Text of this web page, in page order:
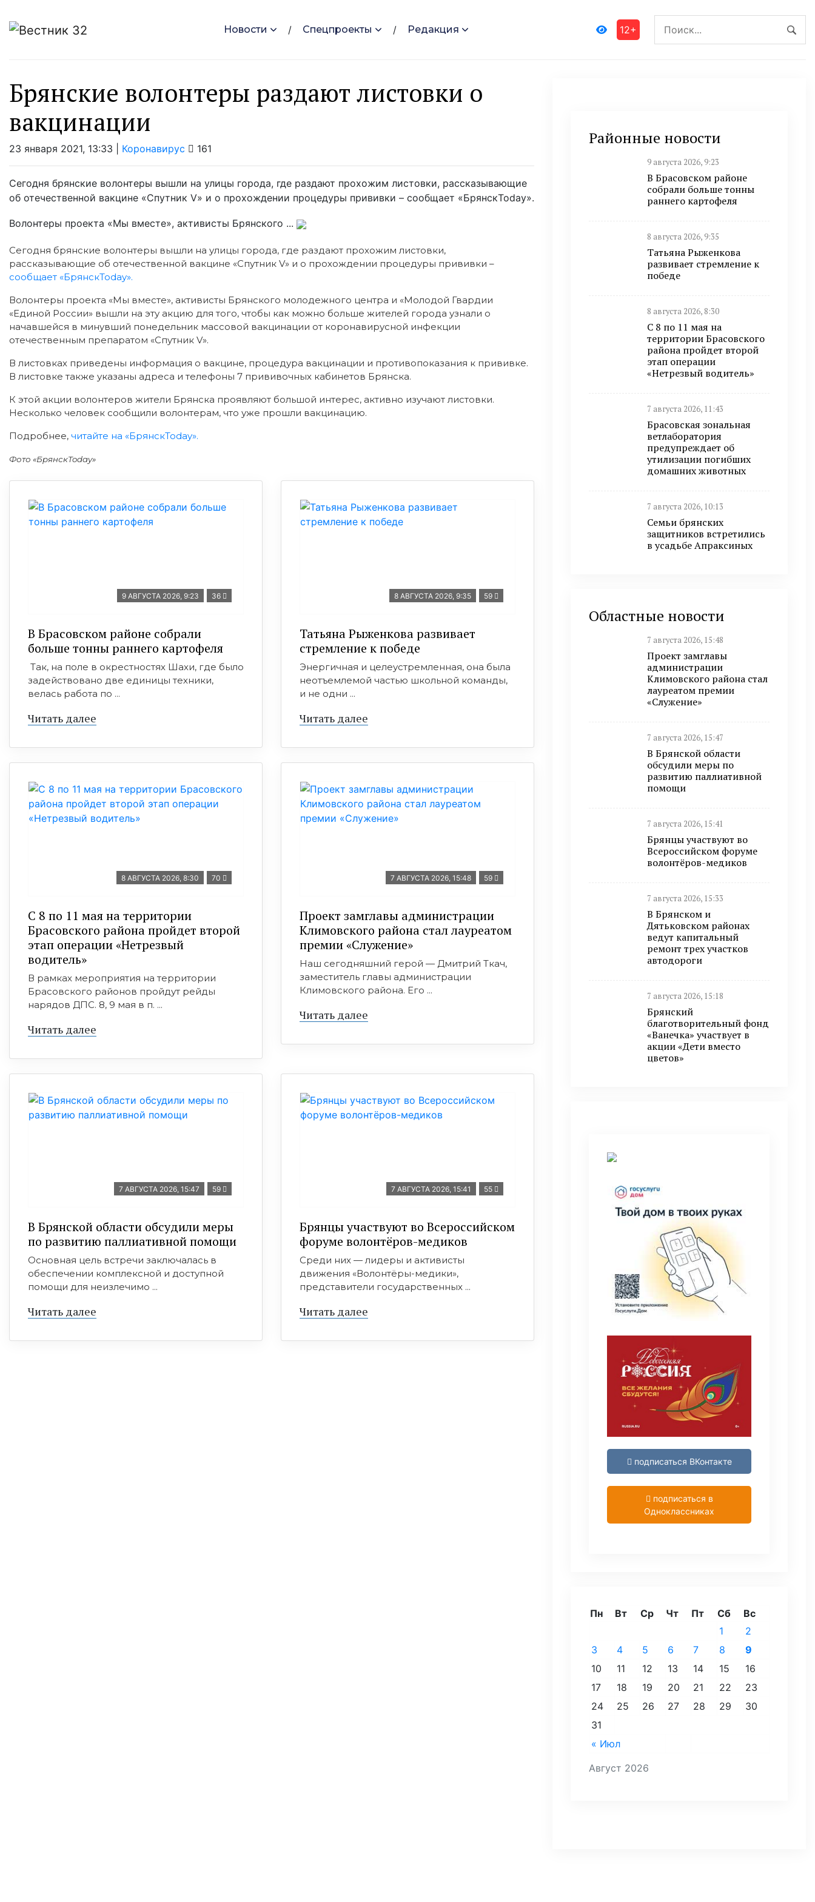
Новости Спецпроекты Редакция 12+
Брянские волонтеры раздают листовки о
вакцинации
23 января 2021, 13:33 | Коронавирус 161
Сегодня брянские волонтеры вышли на улицы города, где раздают прохожим листовки, рассказывающие
об отечественной вакцине «Спутник V» и о прохождении процедуры прививки – сообщает «БрянскToday».
Волонтеры проекта «Мы вместе», активисты Брянского ...
Сегодня брянские волонтеры вышли на улицы города, где раздают прохожим листовки,
рассказывающие об отечественной вакцине «Спутник V» и о прохождении процедуры прививки –
сообщает «БрянскToday».
Волонтеры проекта «Мы вместе», активисты Брянского молодежного центра и «Молодой Гвардии
«Единой России» вышли на эту акцию для того, чтобы как можно больше жителей города узнали о
начавшейся в минувший понедельник массовой вакцинации от коронавирусной инфекции
отечественным препаратом «Спутник V».
В листовках приведены информация о вакцине, процедура вакцинации и противопоказания к прививке.
В листовке также указаны адреса и телефоны 7 прививочных кабинетов Брянска.
К этой акции волонтеров жители Брянска проявляют большой интерес, активно изучают листовки.
Несколько человек сообщили волонтерам, что уже прошли вакцинацию.
Подробнее, читайте на «БрянскToday».
Фото «БрянскToday»
9 АВГУСТА 2026, 9:23 36
В Брасовском районе собрали
больше тонны раннего картофеля
Так, на поле в окрестностях Шахи, где было
задействовано две единицы техники,
велась работа по ...
Читать далее
8 АВГУСТА 2026, 9:35 59
Татьяна Рыженкова развивает
стремление к победе
Энергичная и целеустремленная, она была
неотъемлемой частью школьной команды,
и не одни ...
Читать далее
8 АВГУСТА 2026, 8:30 70
С 8 по 11 мая на территории
Брасовского района пройдет второй
этап операции «Нетрезвый
водитель»
В рамках мероприятия на территории
Брасовского районов пройдут рейды
нарядов ДПС. 8, 9 мая в п. ...
Читать далее
7 АВГУСТА 2026, 15:48 59
Проект замглавы администрации
Климовского района стал лауреатом
премии «Служение»
Наш сегодняшний герой — Дмитрий Ткач,
заместитель главы администрации
Климовского района. Его ...
Читать далее
7 АВГУСТА 2026, 15:47 59
В Брянской области обсудили меры
по развитию паллиативной помощи
Основная цель встречи заключалась в
обеспечении комплексной и доступной
помощи для неизлечимо ...
Читать далее
7 АВГУСТА 2026, 15:41 55
Брянцы участвуют во Всероссийском
форуме волонтёров-медиков
Среди них — лидеры и активисты
движения «Волонтёры-медики»,
представители государственных ...
Читать далее
Районные новости
9 августа 2026, 9:23
В Брасовском районе
собрали больше тонны
раннего картофеля
8 августа 2026, 9:35
Татьяна Рыженкова
развивает стремление к
победе
8 августа 2026, 8:30
С 8 по 11 мая на
территории Брасовского
района пройдет второй
этап операции
«Нетрезвый водитель»
7 августа 2026, 11:43
Брасовская зональная
ветлаборатория
предупреждает об
утилизации погибших
домашних животных
7 августа 2026, 10:13
Семьи брянских
защитников встретились
в усадьбе Апраксиных
Областные новости
7 августа 2026, 15:48
Проект замглавы
администрации
Климовского района стал
лауреатом премии
«Служение»
7 августа 2026, 15:47
В Брянской области
обсудили меры по
развитию паллиативной
помощи
7 августа 2026, 15:41
Брянцы участвуют во
Всероссийском форуме
волонтёров-медиков
7 августа 2026, 15:33
В Брянском и
Дятьковском районах
ведут капитальный
ремонт трех участков
автодороги
7 августа 2026, 15:18
Брянский
благотворительный фонд
«Ванечка» участвует в
акции «Дети вместо
цветов»
подписаться ВКонтакте
подписаться в
Одноклассниках
Август 2026
Пн Вт Ср Чт Пт Сб Вс
« Июл
1
2
3
4 5 6 7 8
9
10
11 12 13 14 15
16
17
18 19 20 21 22
23
24
25 26 27 28 29
30
31